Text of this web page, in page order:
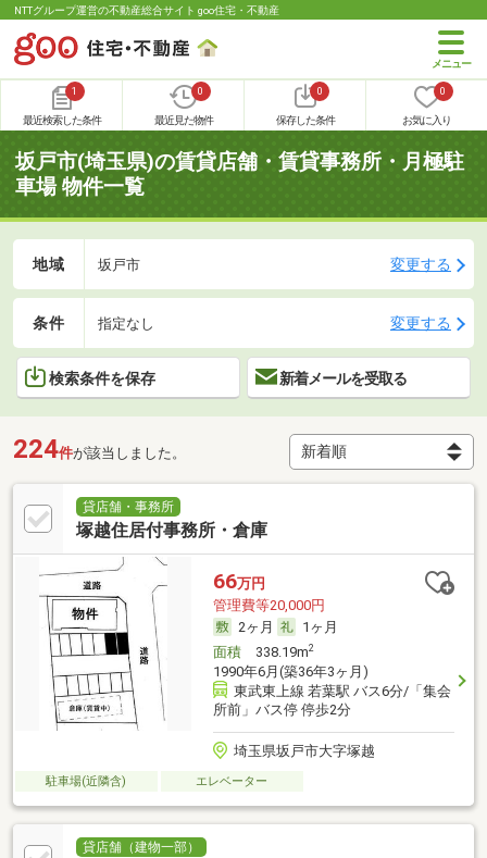
NTTグループ運営の不動産総合サイト goo住宅・不動産
1
最近検索した条件
0
最近見た物件
0
保存した条件
0
お気に入り
坂戸市(埼玉県)の賃貸店舗・賃貸事務所・月極駐
車場 物件一覧
地域 坂戸市 変更する
条件 指定なし 変更する
検索条件を保存 新着メールを受取る
224件が該当しました。
貸店舗・事務所
塚越住居付事務所・倉庫
66万円
管理費等20,000円
2ヶ月
1ヶ月
面積338.19m2
1990年6月(築36年3ヶ月)
東武東上線 若葉駅 バス6分/「集会
所前」バス停 停歩2分
埼玉県坂戸市大字塚越
駐車場(近隣含) エレベーター
貸店舗（建物一部）